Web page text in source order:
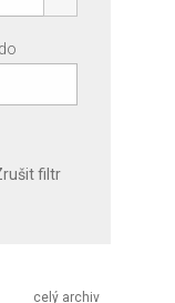
filtr
celý archiv